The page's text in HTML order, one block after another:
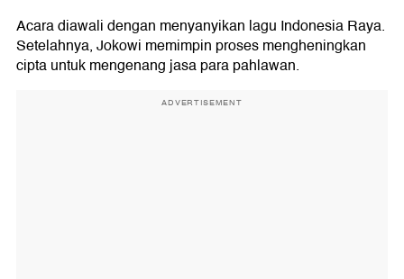
Acara diawali dengan menyanyikan lagu Indonesia Raya.
Setelahnya, Jokowi memimpin proses mengheningkan
cipta untuk mengenang jasa para pahlawan.
ADVERTISEMENT